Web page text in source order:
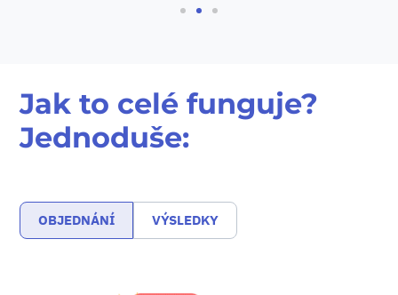
Jak to celé funguje?
Jednoduše:
OBJEDNÁNÍ VÝSLEDKY